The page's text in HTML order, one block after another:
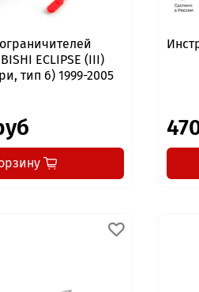
ECLIPSE (III)
тип 6) 1999-2005